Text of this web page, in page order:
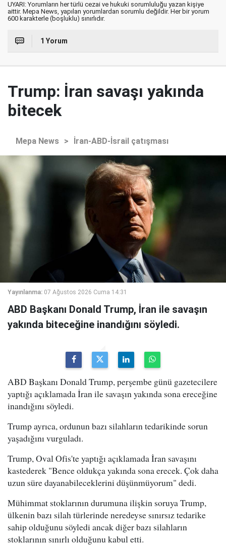
UYARI: Yorumların her türlü cezai ve hukuki sorumluluğu yazan kişiye
aittir. Mepa News, yapılan yorumlardan sorumlu değildir. Her bir yorum
600 karakterle (boşluklu) sınırlıdır.
1 Yorum
Trump: İran savaşı yakında
bitecek
Mepa News > İran-ABD-İsrail çatışması
Yayınlanma: 07 Ağustos 2026 Cuma 14:31
ABD Başkanı Donald Trump, İran ile savaşın
yakında biteceğine inandığını söyledi.
ABD Başkanı Donald Trump, perşembe günü gazetecilere
yaptığı açıklamada İran ile savaşın yakında sona ereceğine
inandığını söyledi.
Trump ayrıca, ordunun bazı silahların tedarikinde sorun
yaşadığını vurguladı.
Trump, Oval Ofis'te yaptığı açıklamada İran savaşını
kastederek "Bence oldukça yakında sona erecek. Çok daha
uzun süre dayanabileceklerini düşünmüyorum" dedi.
Mühimmat stoklarının durumuna ilişkin soruya Trump,
ülkenin bazı silah türlerinde neredeyse sınırsız tedarike
sahip olduğunu söyledi ancak diğer bazı silahların
stoklarının sınırlı olduğunu kabul etti.